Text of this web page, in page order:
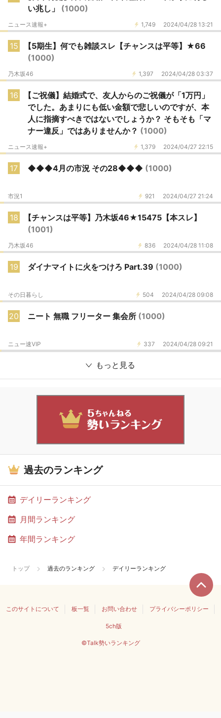
い兆し」 (1000)
1,749 2024/04/28 13:21
ニュース速報+
15
【5期生】何でも雑談スレ【チャンスは平等】★66
(1000)
1,397 2024/04/28 03:37
乃木坂46
16
【ご祝儀】結婚式で、友人からのご祝儀が「1万円」
でした。あまりにも低い金額で悲しいのですが、本
人に指摘すべきではないでしょうか？ そもそも「マ
ナー違反」ではありませんか？ (1000)
1,379 2024/04/27 22:15
ニュース速報+
17 ◆◆◆4月の市況 その28◆◆◆ (1000)
921 2024/04/27 21:24
市況1
18
【チャンスは平等】乃木坂46★15475【本スレ】
(1001)
836 2024/04/28 11:08
乃木坂46
19 ダイナマイトに火をつけろ Part.39 (1000)
504 2024/04/28 09:08
その日暮らし
20 ニート 無職 フリーター 集会所 (1000)
337 2024/04/28 09:21
ニュー速VIP
もっと見る
過去のランキング
デイリーランキング
月間ランキング
年間ランキング
トップ 過去のランキング デイリーランキング
このサイトについて 板一覧 お問い合わせ プライバシーポリシー
5ch版
©Talk勢いランキング